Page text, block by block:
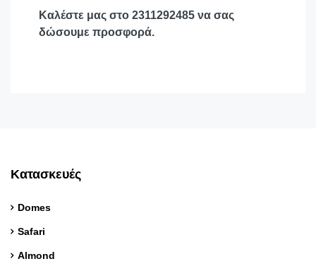
Καλέστε μας στο 2311292485 να σας
δώσουμε προσφορά.
Κατασκευές
Domes
Safari
Almond